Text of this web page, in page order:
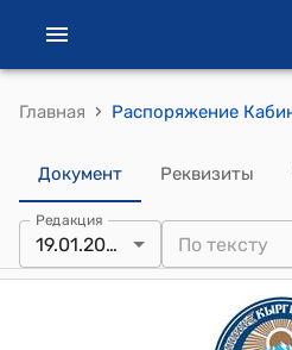
Главная ›
Документ Реквизиты
Редакция
19.01.2023